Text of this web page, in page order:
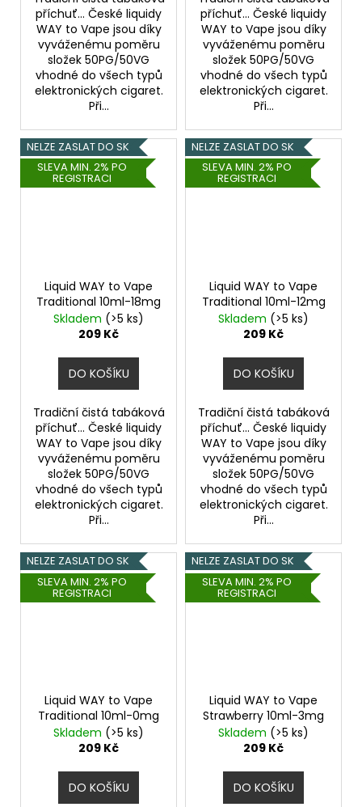
příchuť... České liquidy
WAY to Vape jsou díky
vyváženému poměru
složek 50PG/50VG
vhodné do všech typů
elektronických cigaret.
Při...
příchuť... České liquidy
WAY to Vape jsou díky
vyváženému poměru
složek 50PG/50VG
vhodné do všech typů
elektronických cigaret.
Při...
NELZE ZASLAT DO SK
SLEVA MIN. 2% PO
REGISTRACI
Liquid WAY to Vape
Traditional 10ml-18mg
Skladem (>5 ks)
209 Kč
DO KOŠÍKU
Tradiční čistá tabáková
příchuť... České liquidy
WAY to Vape jsou díky
vyváženému poměru
složek 50PG/50VG
vhodné do všech typů
elektronických cigaret.
Při...
NELZE ZASLAT DO SK
SLEVA MIN. 2% PO
REGISTRACI
Liquid WAY to Vape
Traditional 10ml-12mg
Skladem (>5 ks)
209 Kč
DO KOŠÍKU
Tradiční čistá tabáková
příchuť... České liquidy
WAY to Vape jsou díky
vyváženému poměru
složek 50PG/50VG
vhodné do všech typů
elektronických cigaret.
Při...
NELZE ZASLAT DO SK
SLEVA MIN. 2% PO
REGISTRACI
Liquid WAY to Vape
Traditional 10ml-0mg
Skladem (>5 ks)
209 Kč
DO KOŠÍKU
NELZE ZASLAT DO SK
SLEVA MIN. 2% PO
REGISTRACI
Liquid WAY to Vape
Strawberry 10ml-3mg
Skladem (>5 ks)
209 Kč
DO KOŠÍKU